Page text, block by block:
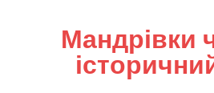
Мандрівки